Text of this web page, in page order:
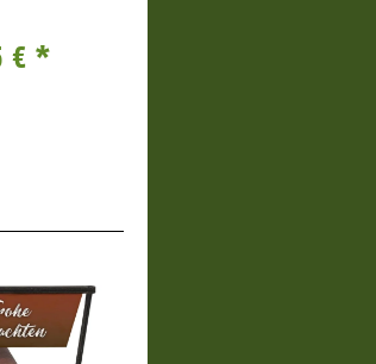
€ *